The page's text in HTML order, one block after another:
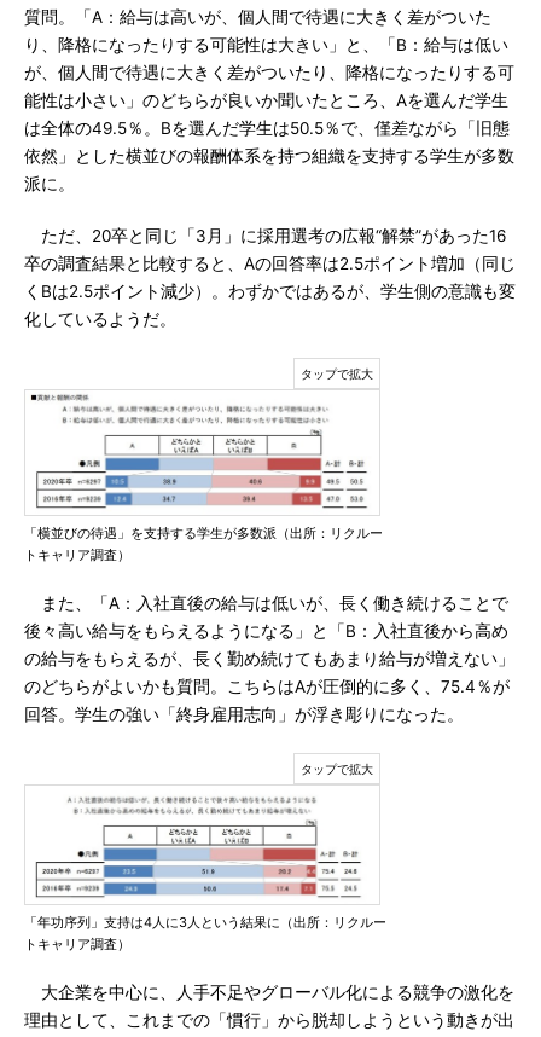
質問。「A：給与は高いが、個人間で待遇に大きく差がついた
り、降格になったりする可能性は大きい」と、「B：給与は低い
が、個人間で待遇に大きく差がついたり、降格になったりする可
能性は小さい」のどちらが良いか聞いたところ、Aを選んだ学生
は全体の49.5％。Bを選んだ学生は50.5％で、僅差ながら「旧態
依然」とした横並びの報酬体系を持つ組織を支持する学生が多数
派に。
ただ、20卒と同じ「3月」に採用選考の広報“解禁”があった16
卒の調査結果と比較すると、Aの回答率は2.5ポイント増加（同じ
くBは2.5ポイント減少）。わずかではあるが、学生側の意識も変
化しているようだ。
「横並びの待遇」を支持する学生が多数派（出所：リクルー
トキャリア調査）
また、「A：入社直後の給与は低いが、長く働き続けることで
後々高い給与をもらえるようになる」と「B：入社直後から高め
の給与をもらえるが、長く勤め続けてもあまり給与が増えない」
のどちらがよいかも質問。こちらはAが圧倒的に多く、75.4％が
回答。学生の強い「終身雇用志向」が浮き彫りになった。
「年功序列」支持は4人に3人という結果に（出所：リクルー
トキャリア調査）
大企業を中心に、人手不足やグローバル化による競争の激化を
理由として、これまでの「慣行」から脱却しようという動きが出